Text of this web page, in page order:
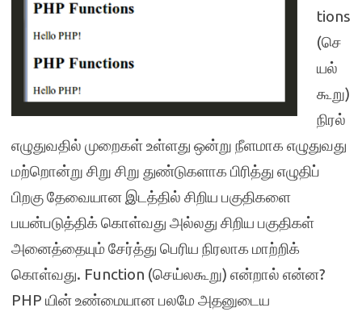
tions
(செ
யல்
கூறு)
நிரல்
எழுதுவதில் முறைகள் உள்ளது ஒன்று நீளமாக எழுதுவது
மற்றொன்று சிறு சிறு துண்டுகளாக பிரித்து எழுதிப்
பிறகு தேவையான இடத்தில் சிறிய பகுதிகளை
பயன்படுத்திக் கொள்வது அல்லது சிறிய பகுதிகள்
அனைத்தையும் சேர்த்து பெரிய நிரலாக மாற்றிக்
கொள்வது. Function (செய்லகூறு) என்றால் என்ன?
PHP யின் உண்மையான பலமே அதனுடைய